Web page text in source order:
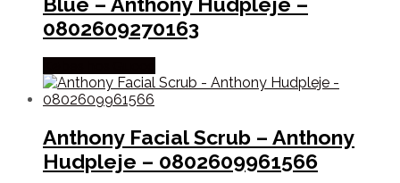
0802609270163
Anthony Facial Scrub – Anthony
Hudpleje – 0802609961566